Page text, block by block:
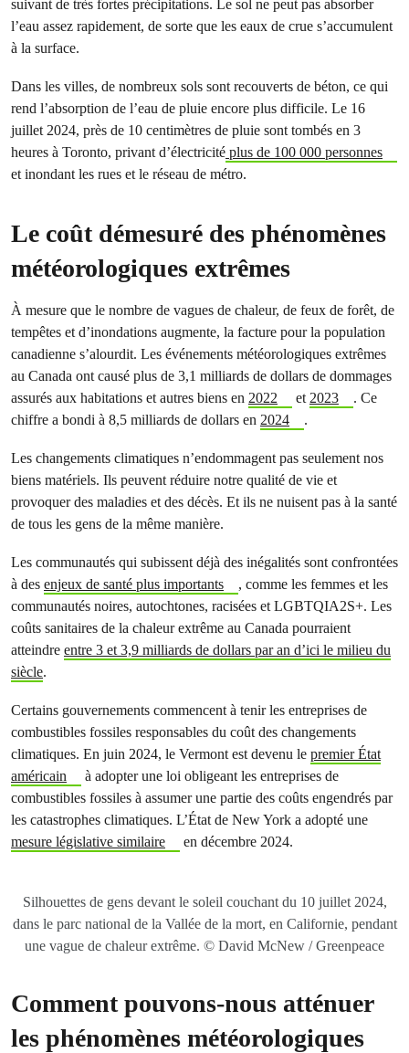
suivant de très fortes précipitations. Le sol ne peut pas absorber
l’eau assez rapidement, de sorte que les eaux de crue s’accumulent
à la surface.
Dans les villes, de nombreux sols sont recouverts de béton, ce qui
rend l’absorption de l’eau de pluie encore plus difficile. Le 16
juillet 2024, près de 10 centimètres de pluie sont tombés en 3
heures à Toronto, privant d’électricité plus de 100 000 personnes
et inondant les rues et le réseau de métro.
Le coût démesuré des phénomènes
météorologiques extrêmes
À mesure que le nombre de vagues de chaleur, de feux de forêt, de
tempêtes et d’inondations augmente, la facture pour la population
canadienne s’alourdit. Les événements météorologiques extrêmes
au Canada ont causé plus de 3,1 milliards de dollars de dommages
assurés aux habitations et autres biens en 2022 et 2023
. Ce
chiffre a bondi à 8,5 milliards de dollars en 2024 .
Les changements climatiques n’endommagent pas seulement nos
biens matériels. Ils peuvent réduire notre qualité de vie et
provoquer des maladies et des décès. Et ils ne nuisent pas à la santé
de tous les gens de la même manière.
Les communautés qui subissent déjà des inégalités sont confrontées
à des enjeux de santé plus importants
, comme les femmes et les
communautés noires, autochtones, racisées et LGBTQIA2S+. Les
coûts sanitaires de la chaleur extrême au Canada pourraient
atteindre entre 3 et 3,9 milliards de dollars par an d’ici le milieu du
siècle.
Certains gouvernements commencent à tenir les entreprises de
combustibles fossiles responsables du coût des changements
climatiques. En juin 2024, le Vermont est devenu le premier État
américain
à adopter une loi obligeant les entreprises de
combustibles fossiles à assumer une partie des coûts engendrés par
les catastrophes climatiques. L’État de New York a adopté une
mesure législative similaire
en décembre 2024.
Silhouettes de gens devant le soleil couchant du 10 juillet 2024,
dans le parc national de la Vallée de la mort, en Californie, pendant
une vague de chaleur extrême. © David McNew / Greenpeace
Comment pouvons-nous atténuer
les phénomènes météorologiques